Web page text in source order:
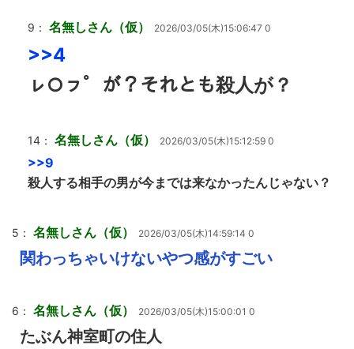
9： 名無しさん（仮） 2026/03/05(木)15:06:47 0
>>4
ㇾ○ㇷ゜が？それとも殺人が？
14： 名無しさん（仮） 2026/03/05(木)15:12:59 0
>>9
殺人する相手の男が今までは来なかったんじゃない？
5： 名無しさん（仮） 2026/03/05(木)14:59:14 0
関わっちゃいけないやつ感がすごい
6： 名無しさん（仮） 2026/03/05(木)15:00:01 0
たぶん神室町の住人